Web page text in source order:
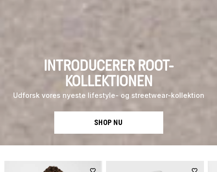
INTRODUCERER ROOT-
KOLLEKTIONEN
Udforsk vores nyeste lifestyle- og streetwear-kollektion
SHOP NU